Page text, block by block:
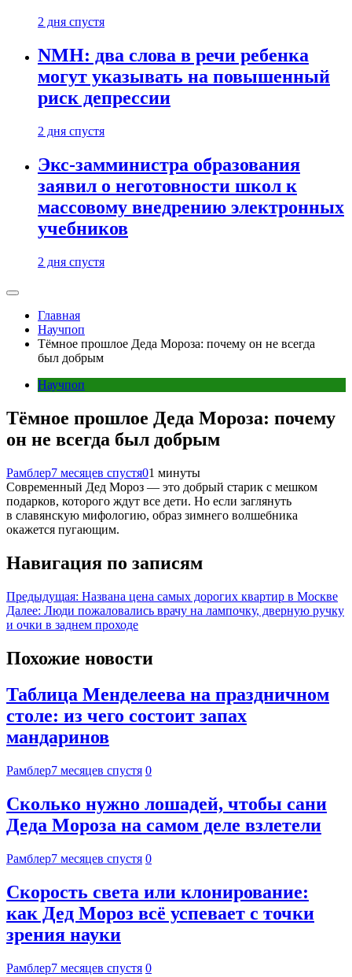
2 дня спустя
NMH: два слова в речи ребенка
могут указывать на повышенный
риск депрессии
2 дня спустя
Экс-замминистра образования
заявил о неготовности школ к
массовому внедрению электронных
учебников
2 дня спустя
Главная
Научпоп
Тёмное прошлое Деда Мороза: почему он не всегда
был добрым
Научпоп
Тёмное прошлое Деда Мороза: почему
он не всегда был добрым
Рамблер7 месяцев спустя01 минуты
Современный Дед Мороз — это добрый старик с мешком
подарков, которого ждут все дети. Но если заглянуть
в славянскую мифологию, образ зимнего волшебника
окажется пугающим.
Навигация по записям
Предыдущая: Названа цена самых дорогих квартир в Москве
Далее: Люди пожаловались врачу на лампочку, дверную ручку
и очки в заднем проходе
Похожие новости
Таблица Менделеева на праздничном
столе: из чего состоит запах
мандаринов
Рамблер7 месяцев спустя 0
Сколько нужно лошадей, чтобы сани
Деда Мороза на самом деле взлетели
Рамблер7 месяцев спустя 0
Скорость света или клонирование:
как Дед Мороз всё успевает с точки
зрения науки
Рамблер7 месяцев спустя 0